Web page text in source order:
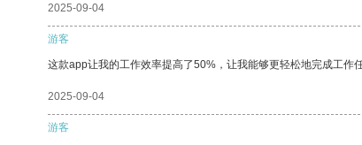
2025-09-04
游客
这款app让我的工作效率提高了50%，让我能够更轻松地完成工作
2025-09-04
游客